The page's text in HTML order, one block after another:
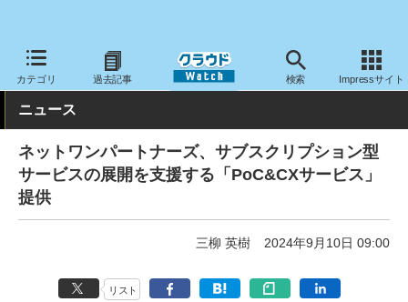
カテゴリ 過去記事 検索 Impressサイト
クラウド Watch サービス・ソフト サービス その他
ニュース
ネットワンパートナーズ、サブスクリプション型
サービスの展開を支援する「PoC&CXサービス」
提供
三柳 英樹 2024年9月10日 09:00
リスト